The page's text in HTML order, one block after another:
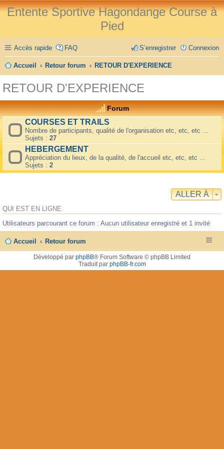
Entente Sportive Hagondange Course à
Pied
Accès rapide FAQ Connexion
S’enregistrer
Accueil Retour forum RETOUR D'EXPERIENCE
RETOUR D'EXPERIENCE
Forum
COURSES ET TRAILS
Nombre de participants, qualité de l'organisation etc, etc, etc ...
Sujets : 27
HEBERGEMENT
Appréciation du lieux, de la qualité, de l'accueil etc, etc, etc ...
Sujets : 2
ALLER À
QUI EST EN LIGNE
Utilisateurs parcourant ce forum : Aucun utilisateur enregistré et 1 invité
Accueil Retour forum
Développé par phpBB® Forum Software © phpBB Limited
Traduit par phpBB-fr.com